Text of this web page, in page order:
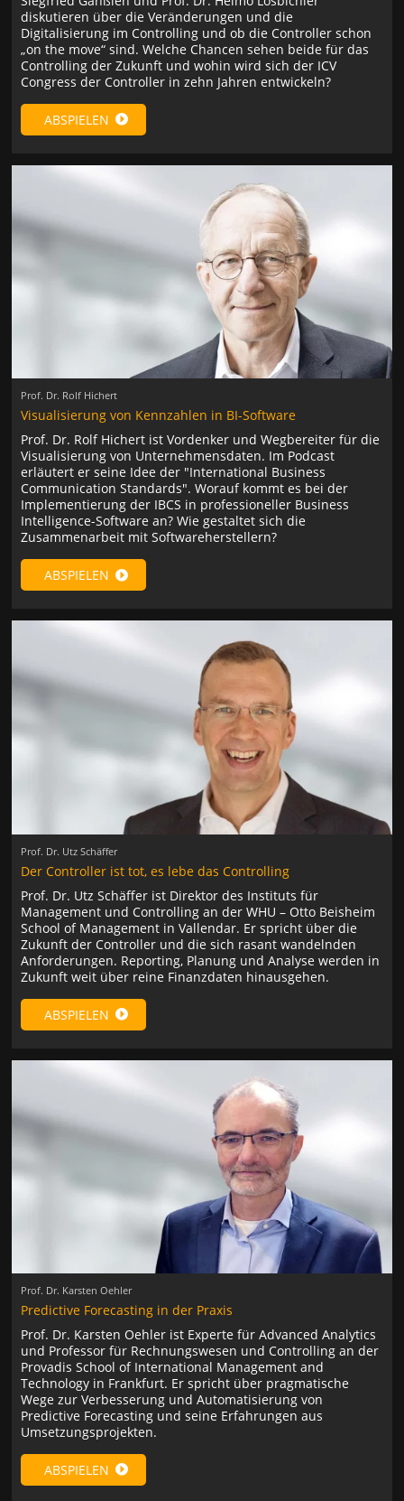
diskutieren über die Veränderungen und die
Digitalisierung im Controlling und ob die Controller schon
„on the move“ sind. Welche Chancen sehen beide für das
Controlling der Zukunft und wohin wird sich der ICV
Congress der Controller in zehn Jahren entwickeln?
ABSPIELEN
Prof. Dr. Rolf Hichert
Visualisierung von Kennzahlen in BI-Software
Prof. Dr. Rolf Hichert ist Vordenker und Wegbereiter für die
Visualisierung von Unternehmensdaten. Im Podcast
erläutert er seine Idee der "International Business
Communication Standards". Worauf kommt es bei der
Implementierung der IBCS in professioneller Business
Intelligence-Software an? Wie gestaltet sich die
Zusammenarbeit mit Softwareherstellern?
ABSPIELEN
Prof. Dr. Utz Schäffer
Der Controller ist tot, es lebe das Controlling
Prof. Dr. Utz Schäffer ist Direktor des Instituts für
Management und Controlling an der WHU – Otto Beisheim
School of Management in Vallendar. Er spricht über die
Zukunft der Controller und die sich rasant wandelnden
Anforderungen. Reporting, Planung und Analyse werden in
Zukunft weit über reine Finanzdaten hinausgehen.
ABSPIELEN
Prof. Dr. Karsten Oehler
Predictive Forecasting in der Praxis
Prof. Dr. Karsten Oehler ist Experte für Advanced Analytics
und Professor für Rechnungswesen und Controlling an der
Provadis School of International Management and
Technology in Frankfurt. Er spricht über pragmatische
Wege zur Verbesserung und Automatisierung von
Predictive Forecasting und seine Erfahrungen aus
Umsetzungsprojekten.
ABSPIELEN